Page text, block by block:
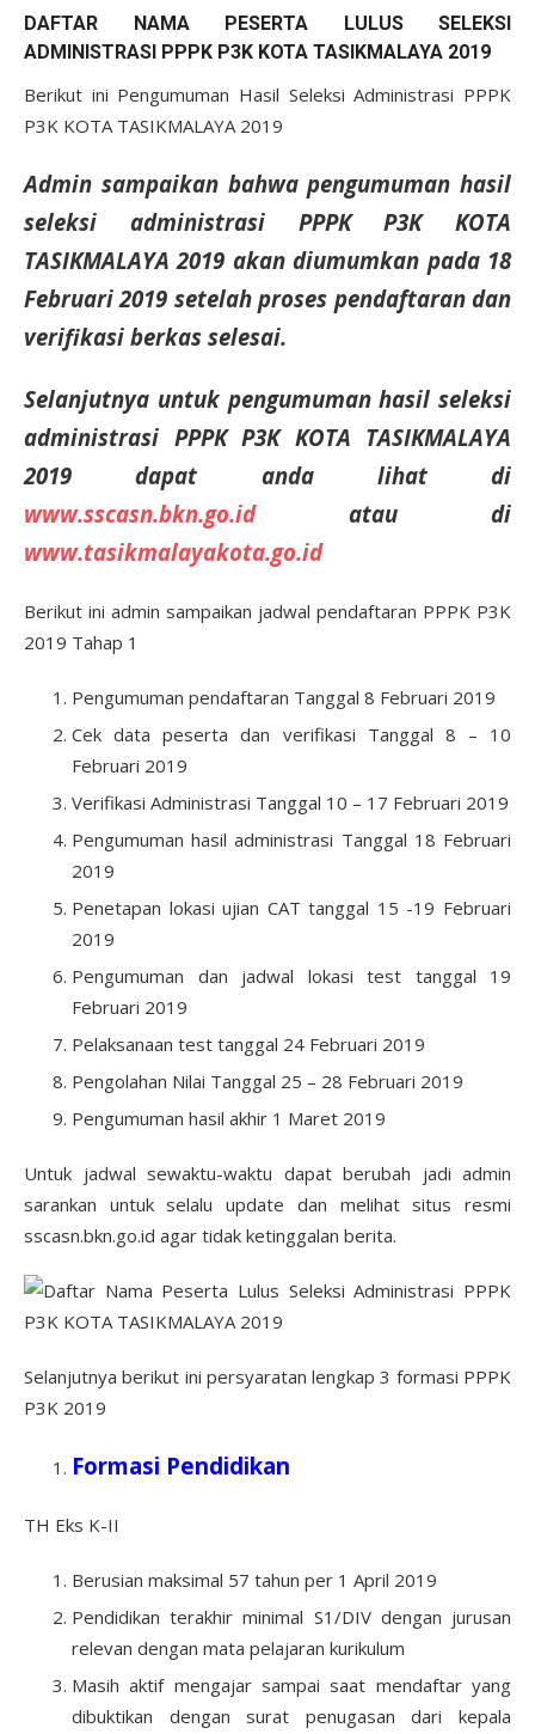
DAFTAR NAMA PESERTA LULUS SELEKSI
ADMINISTRASI PPPK P3K KOTA TASIKMALAYA 2019
Berikut ini Pengumuman Hasil Seleksi Administrasi PPPK
P3K KOTA TASIKMALAYA 2019
Admin sampaikan bahwa pengumuman hasil
seleksi administrasi PPPK P3K KOTA
TASIKMALAYA 2019 akan diumumkan pada 18
Februari 2019 setelah proses pendaftaran dan
verifikasi berkas selesai.
Selanjutnya untuk pengumuman hasil seleksi
administrasi PPPK P3K KOTA TASIKMALAYA
2019 dapat anda lihat di
www.sscasn.bkn.go.idatau di
www.tasikmalayakota.go.id
Berikut ini admin sampaikan jadwal pendaftaran PPPK P3K
2019 Tahap 1
Pengumuman pendaftaran Tanggal 8 Februari 2019
Cek data peserta dan verifikasi Tanggal 8 – 10
Februari 2019
Verifikasi Administrasi Tanggal 10 – 17 Februari 2019
Pengumuman hasil administrasi Tanggal 18 Februari
2019
Penetapan lokasi ujian CAT tanggal 15 -19 Februari
2019
Pengumuman dan jadwal lokasi test tanggal 19
Februari 2019
Pelaksanaan test tanggal 24 Februari 2019
Pengolahan Nilai Tanggal 25 – 28 Februari 2019
Pengumuman hasil akhir 1 Maret 2019
Untuk jadwal sewaktu-waktu dapat berubah jadi admin
sarankan untuk selalu update dan melihat situs resmi
sscasn.bkn.go.id agar tidak ketinggalan berita.
Selanjutnya berikut ini persyaratan lengkap 3 formasi PPPK
P3K 2019
Formasi Pendidikan
TH Eks K-II
Berusian maksimal 57 tahun per 1 April 2019
Pendidikan terakhir minimal S1/DIV dengan jurusan
relevan dengan mata pelajaran kurikulum
Masih aktif mengajar sampai saat mendaftar yang
dibuktikan dengan surat penugasan dari kepala